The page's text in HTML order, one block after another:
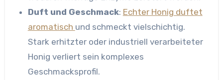
Duft und Geschmack: Echter Honig duftet
aromatisch und schmeckt vielschichtig.
Stark erhitzter oder industriell verarbeiteter
Honig verliert sein komplexes
Geschmacksprofil.